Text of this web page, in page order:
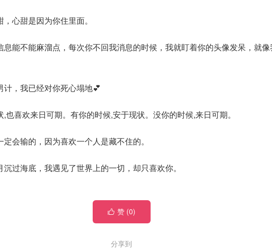
心甜是因为你住里面。
息能不能麻溜点，每次你不回我消息的时候，我就盯着你的头像发呆，就
计，我已经对你死心塌地💕
也喜欢来日可期。有你的时候,安于现状。没你的时候,来日可期。
会输的，因为喜欢一个人是藏不住的。
过海底，我遇见了世界上的一切，却只喜欢你。
 赞 (0)
分享到